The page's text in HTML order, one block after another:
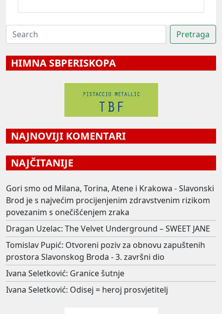
HIMNA SBPERISKOPA
NAJNOVIJI KOMENTARI
NAJČITANIJE
Gori smo od Milana, Torina, Atene i Krakowa - Slavonski
Brod je s najvećim procijenjenim zdravstvenim rizikom
povezanim s onečišćenjem zraka
Dragan Uzelac: The Velvet Underground – SWEET JANE
Tomislav Pupić: Otvoreni poziv za obnovu zapuštenih
prostora Slavonskog Broda - 3. završni dio
Ivana Seletković: Granice šutnje
Ivana Seletković: Odisej = heroj prosvjetitelj